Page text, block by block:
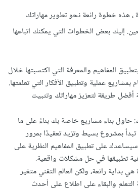
، هذه خطوة رائعة نحو تطوير مهاراتك
إليك بعض الخطوات التي يمكنك اتباعها
المفاهيم والمعرفة التي اكتسبتها خلال
عملية وتطبيق الأفكار التي تعلمتها.
أفضل طريقة لتعزيز مهاراتك وتثبيت
حاول بناء مشاريع خاصة بك بناءً على ما
بمشروع بسيط وتزيد تعقيدًا بمرور
على تطبيق المفاهيم النظرية على
تطبيقها في حل مشكلات واقعية.
بداية رائعة، ولكن العالم التقني متغير
والبقاء على اطلاع على أحدث